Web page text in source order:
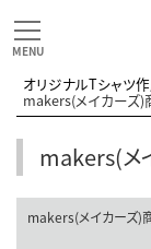
オリジナルTシャツ
makers(メイカーズ)
makers(メ
makers(メイカーズ)